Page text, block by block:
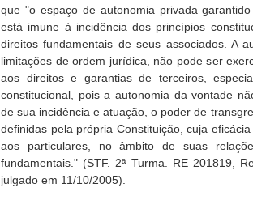
que "o espaço de autonomia privada
está imune à incidência dos princípios
direitos fundamentais de seus associados. A
limitações de ordem jurídica, não pode ser
aos direitos e garantias de terceiros,
constitucional, pois a autonomia da vontade
de sua incidência e atuação, o poder de
definidas pela própria Constituição, cuja
aos particulares, no âmbito de suas
fundamentais." (STF. 2ª Turma. RE 201819,
julgado em 11/10/2005).